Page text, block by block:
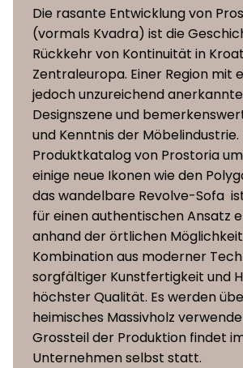
Die rasante Entwicklung von
(vormals Kvadra) ist die
Rückkehr von Kontinuität in
Zentraleuropa. Einer Region mit
jedoch unzureichend
Designszene und
und Kenntnis der Möbelindustrie.
Produktkatalog von Prostoria
einige neue Ikonen wie den
das wandelbare Revolve-Sofa
für einen authentischen Ansatz
anhand der örtlichen
Kombination aus moderner
sorgfältiger Kunstfertigkeit und
höchster Qualität. Es werden
heimisches Massivholz
Grossteil der Produktion findet
Unternehmen selbst statt.